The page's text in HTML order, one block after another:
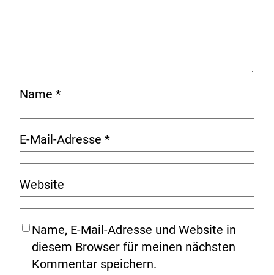
Name *
E-Mail-Adresse *
Website
Name, E-Mail-Adresse und Website in
diesem Browser für meinen nächsten
Kommentar speichern.